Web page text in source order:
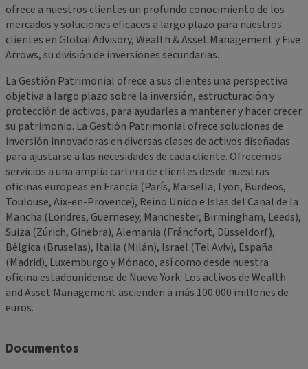
ofrece a nuestros clientes un profundo conocimiento de los
mercados y soluciones eficaces a largo plazo para nuestros
clientes en Global Advisory, Wealth & Asset Management y Five
Arrows, su división de inversiones secundarias.
La Gestión Patrimonial ofrece a sus clientes una perspectiva
objetiva a largo plazo sobre la inversión, estructuración y
protección de activos, para ayudarles a mantener y hacer crecer
su patrimonio. La Gestión Patrimonial ofrece soluciones de
inversión innovadoras en diversas clases de activos diseñadas
para ajustarse a las necesidades de cada cliente. Ofrecemos
servicios a una amplia cartera de clientes desde nuestras
oficinas europeas en Francia (París, Marsella, Lyon, Burdeos,
Toulouse, Aix-en-Provence), Reino Unido e Islas del Canal de la
Mancha (Londres, Guernesey, Manchester, Birmingham, Leeds),
Suiza (Zúrich, Ginebra), Alemania (Fráncfort, Düsseldorf),
Bélgica (Bruselas), Italia (Milán), Israel (Tel Aviv), España
(Madrid), Luxemburgo y Mónaco, así como desde nuestra
oficina estadounidense de Nueva York. Los activos de Wealth
and Asset Management ascienden a más 100.000 millones de
euros.
Documentos